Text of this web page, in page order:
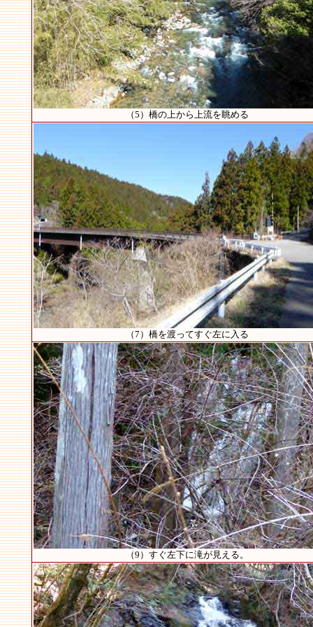
（5）橋の上から上流を眺める
（7）橋を渡ってすぐ左に入る
（9）すぐ左下に滝が見える。